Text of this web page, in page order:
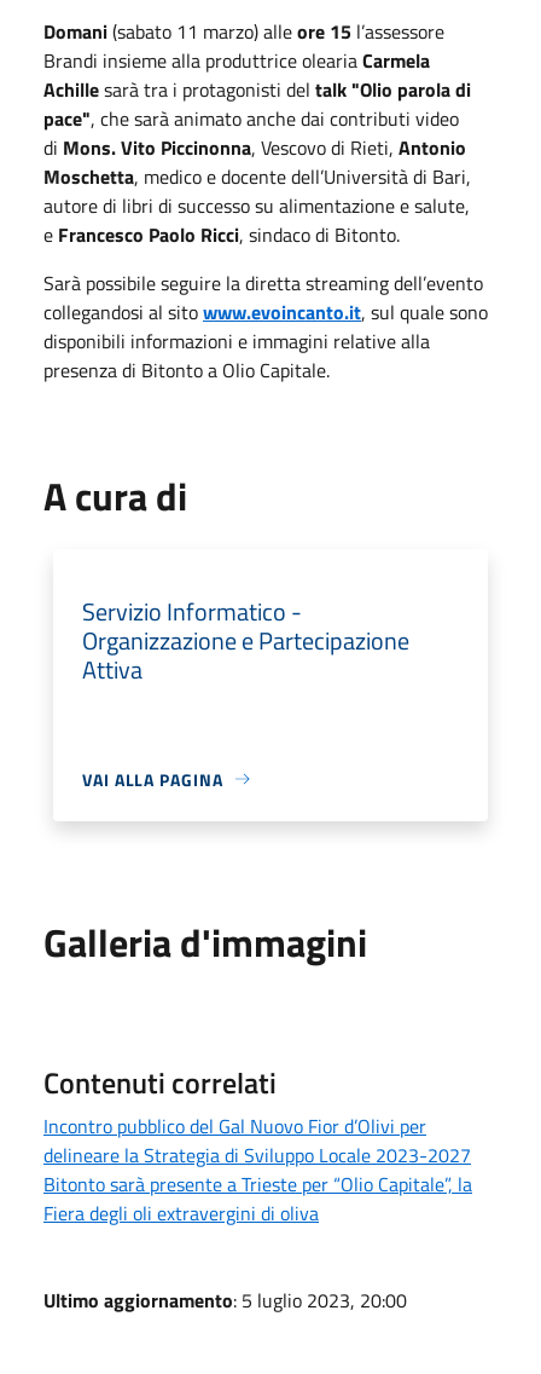
Domani(sabato 11 marzo) alleore 15 l’assessore
Brandi insieme alla produttrice oleariaCarmela
Achillesarà tra i protagonisti del talk"Olio parola di
pace", che sarà animato anche dai contributi video
di Mons. Vito Piccinonna, Vescovo di Rieti, Antonio
Moschetta, medico e docente dell’Università di Bari,
autore di libri di successo su alimentazione e salute,
e Francesco Paolo Ricci, sindaco di Bitonto.
Sarà possibile seguire la diretta streaming dell’evento
collegandosi al sitowww.evoincanto.it, sul quale sono
disponibili informazioni e immagini relative alla
presenza di Bitonto a Olio Capitale.
A cura di
Servizio Informatico -
Organizzazione e Partecipazione
Attiva
VAI ALLA PAGINA
Galleria d'immagini
Contenuti correlati
Incontro pubblico del Gal Nuovo Fior d’Olivi per
delineare la Strategia di Sviluppo Locale 2023-2027
Bitonto sarà presente a Trieste per “Olio Capitale”, la
Fiera degli oli extravergini di oliva
Ultimo aggiornamento: 5 luglio 2023, 20:00